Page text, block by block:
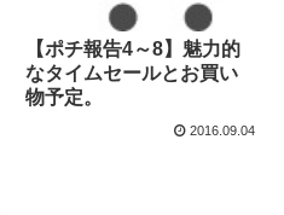
【ポチ報告4～8】魅力的
なタイムセールとお買い
物予定。
2016.09.04